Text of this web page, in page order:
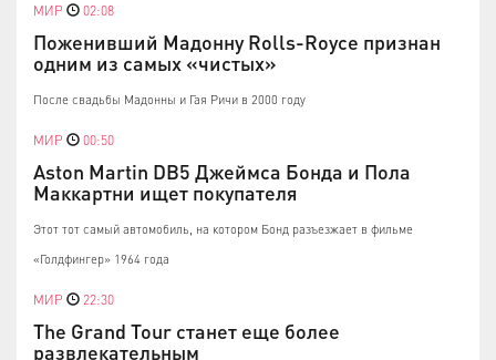
МИР 02:08
Поженивший Мадонну Rolls-Royce признан
одним из самых «чистых»
После свадьбы Мадонны и Гая Ричи в 2000 году
МИР 00:50
Aston Martin DB5 Джеймса Бонда и Пола
Маккартни ищет покупателя
Этот тот самый автомобиль, на котором Бонд разъезжает в фильме
«Голдфингер» 1964 года
МИР 22:30
The Grand Tour станет еще более
развлекательным